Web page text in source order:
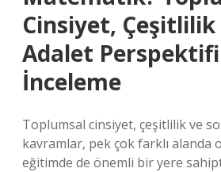
Cinsiyet, Çeşitlilik
Adalet
İnceleme
Toplumsal cinsiyet, çeşitlilik ve
kavramlar, pek çok farklı alanda
eğitimde de önemli bir yere